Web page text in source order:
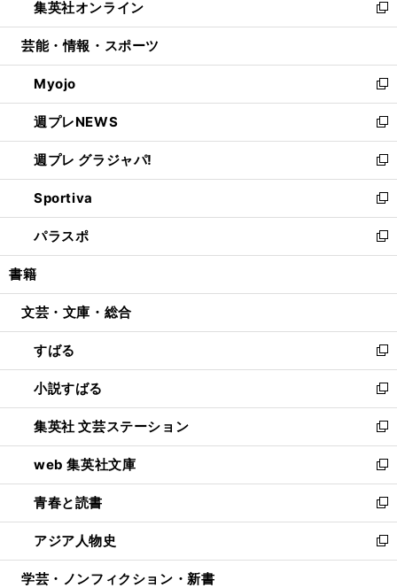
く
で
開
ド
ウ
開
く
ィ
ン
ウ
で
開
く
い
ウ
ン
ド
ウ
で
開
く
集英社オンライン
新
し
ウ
ィ
ン
ド
ウ
で
開
く
芸能・情報・スポーツ
Myojo
新
し
い
ウ
ィ
ン
ド
ウ
で
開
週プレNEWS
新
し
い
ウ
ィ
ン
ド
ウ
開
週プレ グラジャパ!
新
し
い
ウ
ィ
ン
ウ
開
く
Sportiva
新
し
い
ウ
ン
ウ
で
開
く
パラスポ
新
し
ウ
ン
ド
ウ
で
開
く
書籍
文芸・文庫・総合
すばる
新
し
い
ウ
ィ
ン
ド
ウ
で
開
く
小説すばる
新
し
い
ウ
ィ
ン
ド
ウ
で
開
集英社 文芸ステーション
新
し
い
ウ
ィ
ン
ド
ウ
web 集英社文庫
新
し
い
ウ
ィ
ン
青春と読書
新
し
い
ウ
アジア人物史
新
し
学芸・ノンフィクション・新書